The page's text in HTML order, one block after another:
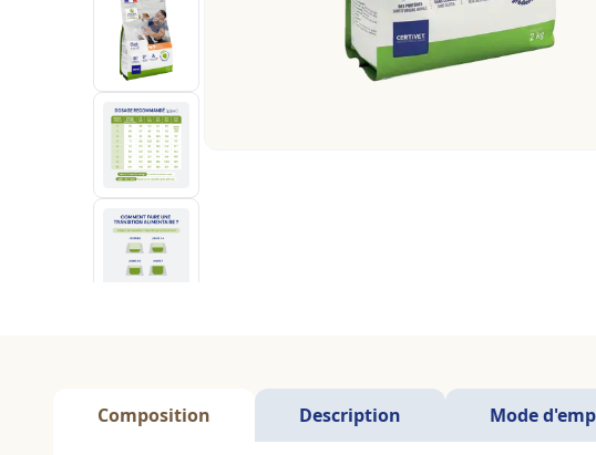
Composition Description Mode